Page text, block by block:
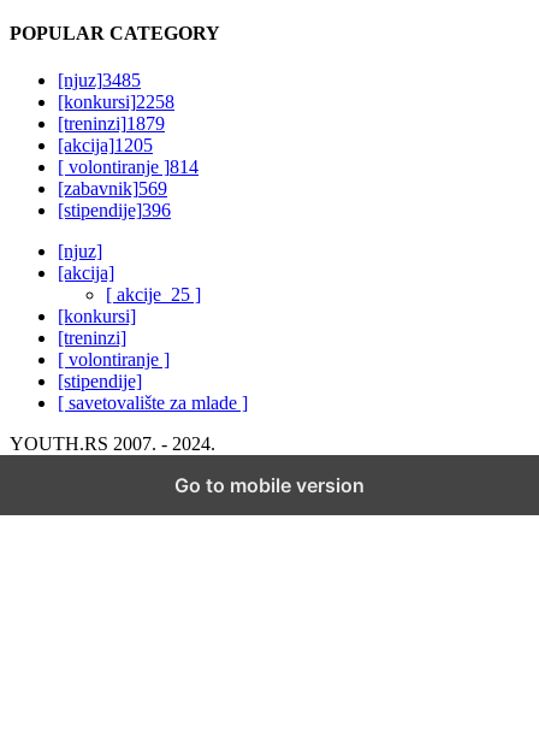
POPULAR CATEGORY
[njuz]3485
[konkursi]2258
[treninzi]1879
[akcija]1205
[ volontiranje ]814
[zabavnik]569
[stipendije]396
[njuz]
[akcija]
[ akcije_25 ]
[konkursi]
[treninzi]
[ volontiranje ]
[stipendije]
[ savetovalište za mlade ]
YOUTH.RS 2007. - 2024.
Go to mobile version